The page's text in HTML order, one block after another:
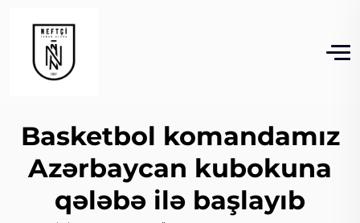
Basketbol komandamız
Azərbaycan kubokuna
qələbə ilə başlayıb